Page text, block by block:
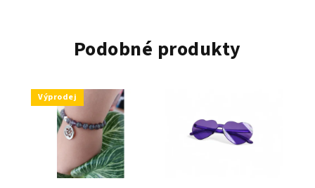
Podobné produkty
Výprodej